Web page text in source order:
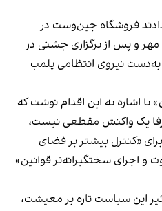
فروشگاه جین‌وست در
خیابان فرشته تهران، شنبه ۱۹ مهر و پس از برگزاری جشنی در
به‌دست نیروی انتظامی پلمب
با اشاره به این اقدام نوشت که
یک واکنش مقطعی نیست،
«کنترل بیشتر بر فضای
و اجرای سختگیرانه‌تر قوانین»
این سیاست‌ تازه بر معیشت،